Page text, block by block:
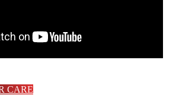
CARE